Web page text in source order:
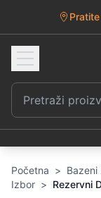
Početna >
Izbor > Rezervni